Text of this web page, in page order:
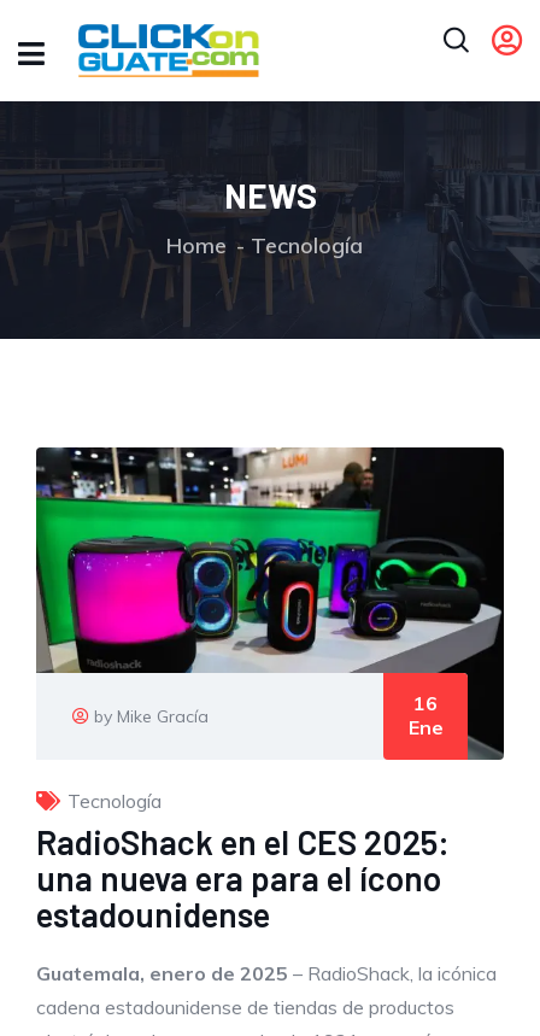
NEWS
Home Tecnología
by Mike Gracía
16
Ene
Tecnología
RadioShack en el CES 2025:
una nueva era para el ícono
estadounidense
Guatemala, enero de 2025 – RadioShack, la icónica
cadena estadounidense de tiendas de productos